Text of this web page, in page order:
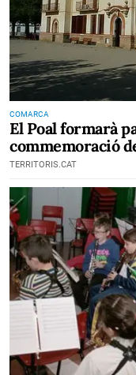
COMARCA
El Poal formarà
commemoració
TERRITORIS.CAT